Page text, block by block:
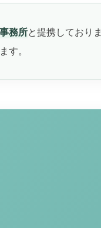
務所と提携しておりま
す。